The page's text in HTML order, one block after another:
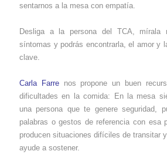
sentarnos a la mesa con empatía.
Desliga a la persona del TCA, mírala
síntomas y podrás encontrarla, el amor y
clave.
Carla Farrenos propone un buen
dificultades en la comida: En la mesa
una persona que te genere seguridad,
palabras o gestos de referencia con esa
producen situaciones difíciles de transitar
ayude a sostener.